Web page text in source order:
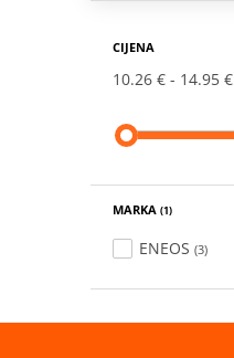
CIJENA
10.26 € 14.95 €
MARKA (1)
ENEOS (3)